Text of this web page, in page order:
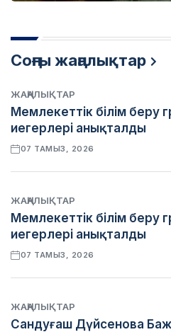
Соңғы жаңалықтар
ЖАҢАЛЫҚТАР
Мемлекеттік білім беру
иегерлері анықталды
07 ТАМЫЗ, 2026
ЖАҢАЛЫҚТАР
Мемлекеттік білім беру
иегерлері анықталды
07 ТАМЫЗ, 2026
ЖАҢАЛЫҚТАР
Сандуғаш Дүйсенова